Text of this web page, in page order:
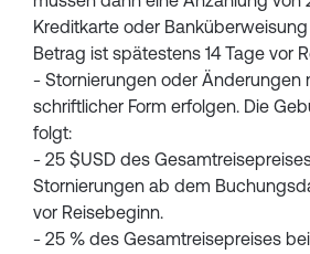
Kreditkarte oder Banküberweisung
Betrag ist spätestens 14 Tage vor
- Stornierungen oder Änderungen
schriftlicher Form erfolgen. Die
folgt:
- 25 $USD des
Stornierungen ab dem
vor Reisebeginn.
- 25 % des Gesamtreisepreises